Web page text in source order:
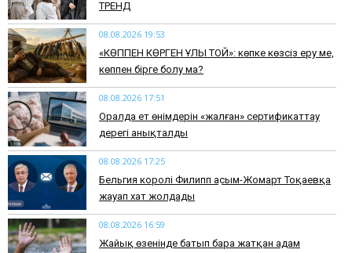
ТРЕНД
08.08.2026 19:53
​«КӨППЕН КӨРГЕН ҰЛЫ ТОЙ»: көпке көзсіз еру ме,
көппен бірге болу ма?
08.08.2026 17:51
Оралда ет өнімдерін «жалған» сертификаттау
дерегі анықталды
08.08.2026 17:25
Бельгия королі Филипп Қасым-Жомарт Тоқаевқа
жауап хат жолдады
08.08.2026 16:59
Жайық өзенінде батып бара жатқан адам